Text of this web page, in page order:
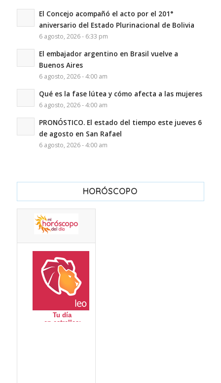
El Concejo acompañó el acto por el 201°
aniversario del Estado Plurinacional de Bolivia
6 agosto, 2026 - 6:33 pm
El embajador argentino en Brasil vuelve a
Buenos Aires
6 agosto, 2026 - 4:00 am
Qué es la fase lútea y cómo afecta a las mujeres
6 agosto, 2026 - 4:00 am
PRONÓSTICO. El estado del tiempo este jueves 6
de agosto en San Rafael
6 agosto, 2026 - 4:00 am
HORÓSCOPO